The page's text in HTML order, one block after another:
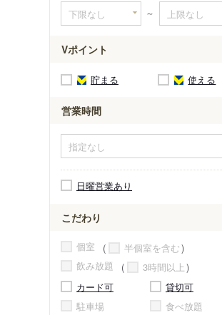
～
Vポイント
貯まる 使える
営業時間
日曜営業あり
こだわり
個室
半個室を含む
飲み放題
3時間以上
カード可
貸切可
駐車場
食べ放題